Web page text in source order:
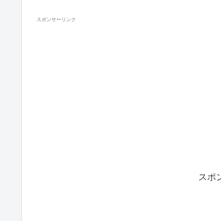
スポンサーリンク
スポ